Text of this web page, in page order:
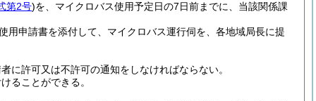
第2号)を、マイクロバス使用予定日の7日前までに、当該関係課
用申請書を添付して、マイクロバス運行伺を、各地域局長に提
に許可又は不許可の通知をしなければならない。
ることができる。